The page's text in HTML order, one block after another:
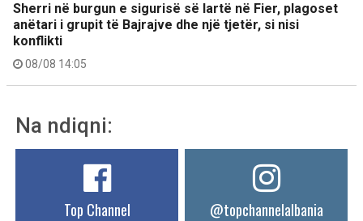
Sherri në burgun e sigurisë së lartë në Fier, plagoset
anëtari i grupit të Bajrajve dhe një tjetër, si nisi
konflikti
08/08 14:05
Na ndiqni:
Top Channel @topchannelalbania